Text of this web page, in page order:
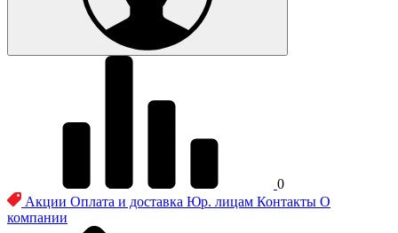
0
Акции Оплата и доставка Юр. лицам Контакты О
компании